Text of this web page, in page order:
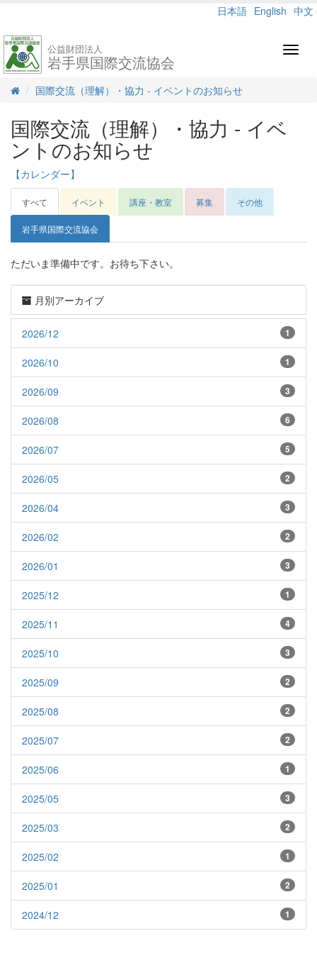
日本語 English 中文
公益財団法人
岩手県国際交流協会
国際交流（理解）・協力 - イベントのお知らせ
国際交流（理解）・協力 - イベ
ントのお知らせ
【カレンダー】
すべて イベント 講座・教室 募集 その他
岩手県国際交流協会
ただいま準備中です。お待ち下さい。
月別アーカイブ
2026/12 1
2026/10 1
2026/09 3
2026/08 6
2026/07 5
2026/05 2
2026/04 3
2026/02 2
2026/01 3
2025/12 1
2025/11 4
2025/10 3
2025/09 2
2025/08 2
2025/07 2
2025/06 1
2025/05 3
2025/03 2
2025/02 1
2025/01 2
2024/12 1